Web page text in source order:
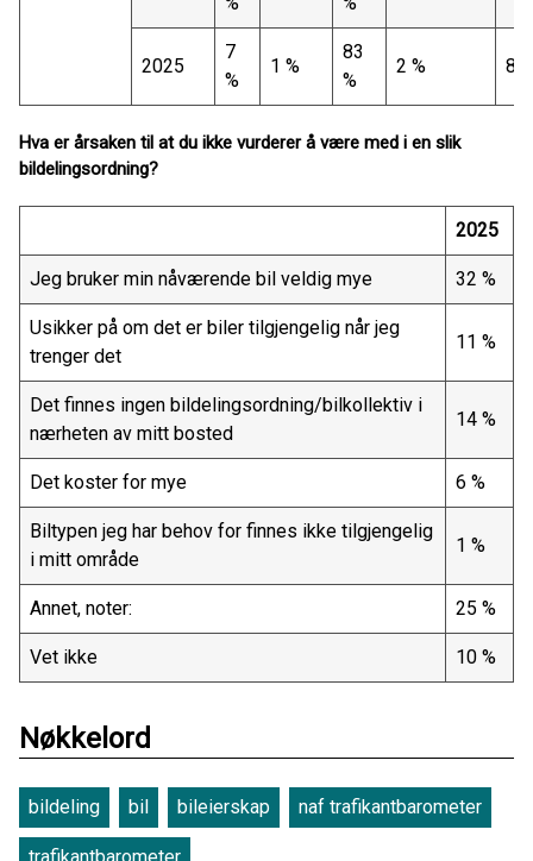
2025
7
%
1 %
83
%
2 % 8
Hva er årsaken til at du ikke vurderer å være med i en slik
bildelingsordning?
2025
Jeg bruker min nåværende bil veldig mye 32 %
Usikker på om det er biler tilgjengelig når jeg
trenger det
11 %
Det finnes ingen bildelingsordning/bilkollektiv i
nærheten av mitt bosted
14 %
Det koster for mye 6 %
Biltypen jeg har behov for finnes ikke tilgjengelig
i mitt område
1 %
Annet, noter: 25 %
Vet ikke 10 %
Nøkkelord
bildeling bil bileierskap naf trafikantbarometer